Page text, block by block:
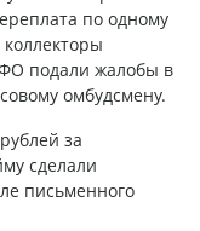
по одному
подали жалобы в
омбудсмену.
за
сделали
письменного